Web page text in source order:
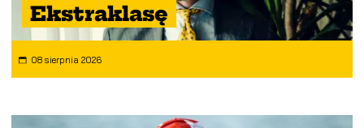
Ekstraklasę
08 sierpnia 2026